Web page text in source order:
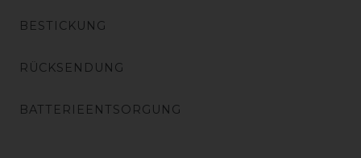
BESTICKUNG
RÜCKSENDUNG
BATTERIEENTSORGUNG